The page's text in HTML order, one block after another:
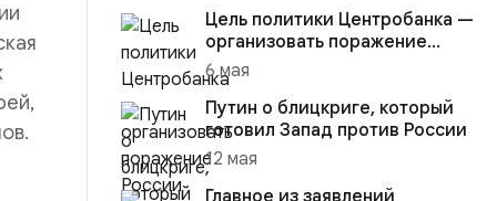
Цель политики Центробанка —
организовать поражение
России в вооружённом
конфликте с США
6 мая
Путин о блицкриге, который
готовил Запад против России
12 мая
Главное из заявлений